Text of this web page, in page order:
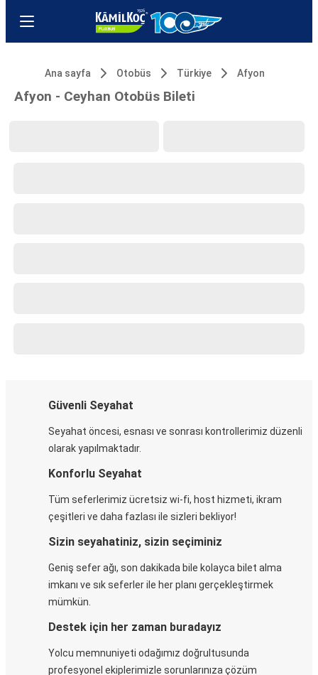
Ana sayfa Otobüs Türkiye Afyon
Afyon - Ceyhan Otobüs Bileti
Güvenli Seyahat
Seyahat öncesi, esnası ve sonrası kontrollerimiz düzenli
olarak yapılmaktadır.
Konforlu Seyahat
Tüm seferlerimiz ücretsiz wi-fi, host hizmeti, ikram
çeşitleri ve daha fazlası ile sizleri bekliyor!
Sizin seyahatiniz, sizin seçiminiz
Geniş sefer ağı, son dakikada bile kolayca bilet alma
imkanı ve sık seferler ile her planı gerçekleştirmek
mümkün.
Destek için her zaman buradayız
Yolcu memnuniyeti odağımız doğrultusunda
profesyonel ekiplerimizle sorunlarınıza çözüm